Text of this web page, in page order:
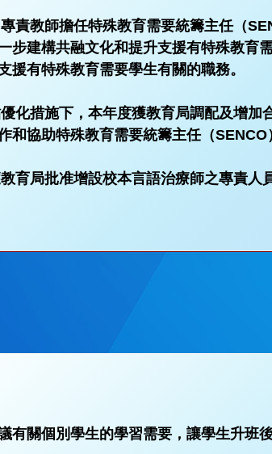
責教師擔任特殊教育需要統籌主任（
步建構共融文化和提升支援有特殊教育
援有特殊教育需要學生有關的職務。
化措施下，本年度獲教育局調配及增
和協助特殊教育需要統籌主任（SENCO
育局批准增設校本言語治療師之專責
有關個別學生的學習需要，讓學生升班